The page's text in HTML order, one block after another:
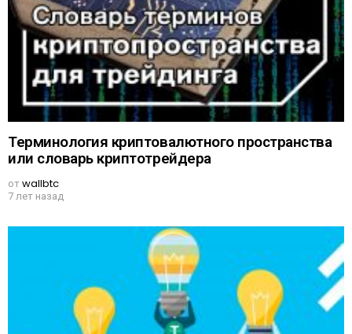
Терминология криптовалютного пространства
или словарь криптотрейдера
отwallbtc
7 лет назад